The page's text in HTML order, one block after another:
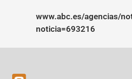
www.abc.es/agencias/
noticia=693216